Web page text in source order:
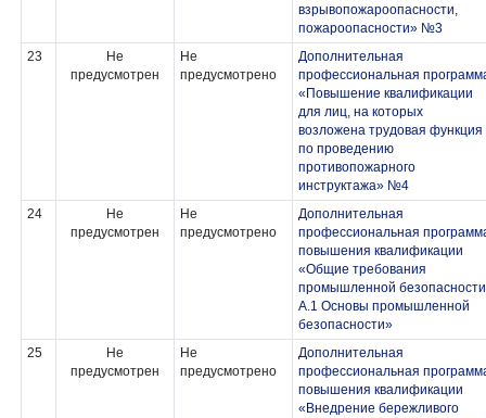
взрывопожароопасности,
пожароопасности» №3
23
Не
предусмотрен
Не
предусмотрено
Дополнительная
профессиональная
«Повышение квалификации
для лиц, на которых
возложена трудовая функция
по проведению
противопожарного
инструктажа» №4
24
Не
предусмотрен
Не
предусмотрено
Дополнительная
профессиональная
повышения квалификации
«Общие требования
промышленной
А.1 Основы промышленной
безопасности»
25
Не
предусмотрен
Не
предусмотрено
Дополнительная
профессиональная
повышения квалификации
«Внедрение бережливого